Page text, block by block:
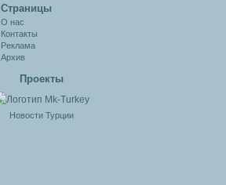
Cтраницы
О нас
Контакты
Реклама
Архив
Проекты
Новости Турции